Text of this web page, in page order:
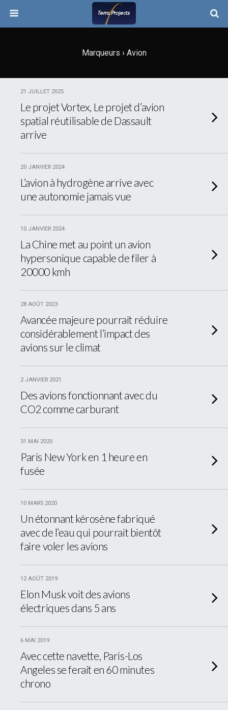
Marqueurs › Avion
21 JUILLET 2025
Le projet Vortex, Le projet d’avion
spatial réutilisable de Dassault
arrive
20 JANVIER 2024
L’avion à hydrogène arrive avec
une autonomie jamais vue
10 JANVIER 2024
La Chine met au point un avion
hypersonique capable de filer à
20000 kmh
28 AOÛT 2023
Avancée majeure pourrait réduire
considérablement l’impact des
avions sur le climat
2 JANVIER 2021
Des avions fonctionnant avec du
CO2 comme carburant
31 MAI 2020
Paris New York en 1 heure en
fusée
10 MARS 2020
Un étonnant kérosène fabriqué
avec de l’eau qui pourrait bientôt
faire voler les avions
12 AOÛT 2019
Elon Musk voit des avions
électriques dans 5 ans
6 MAI 2019
Avec cette navette, Paris-Los
Angeles se ferait en 60 minutes
chrono